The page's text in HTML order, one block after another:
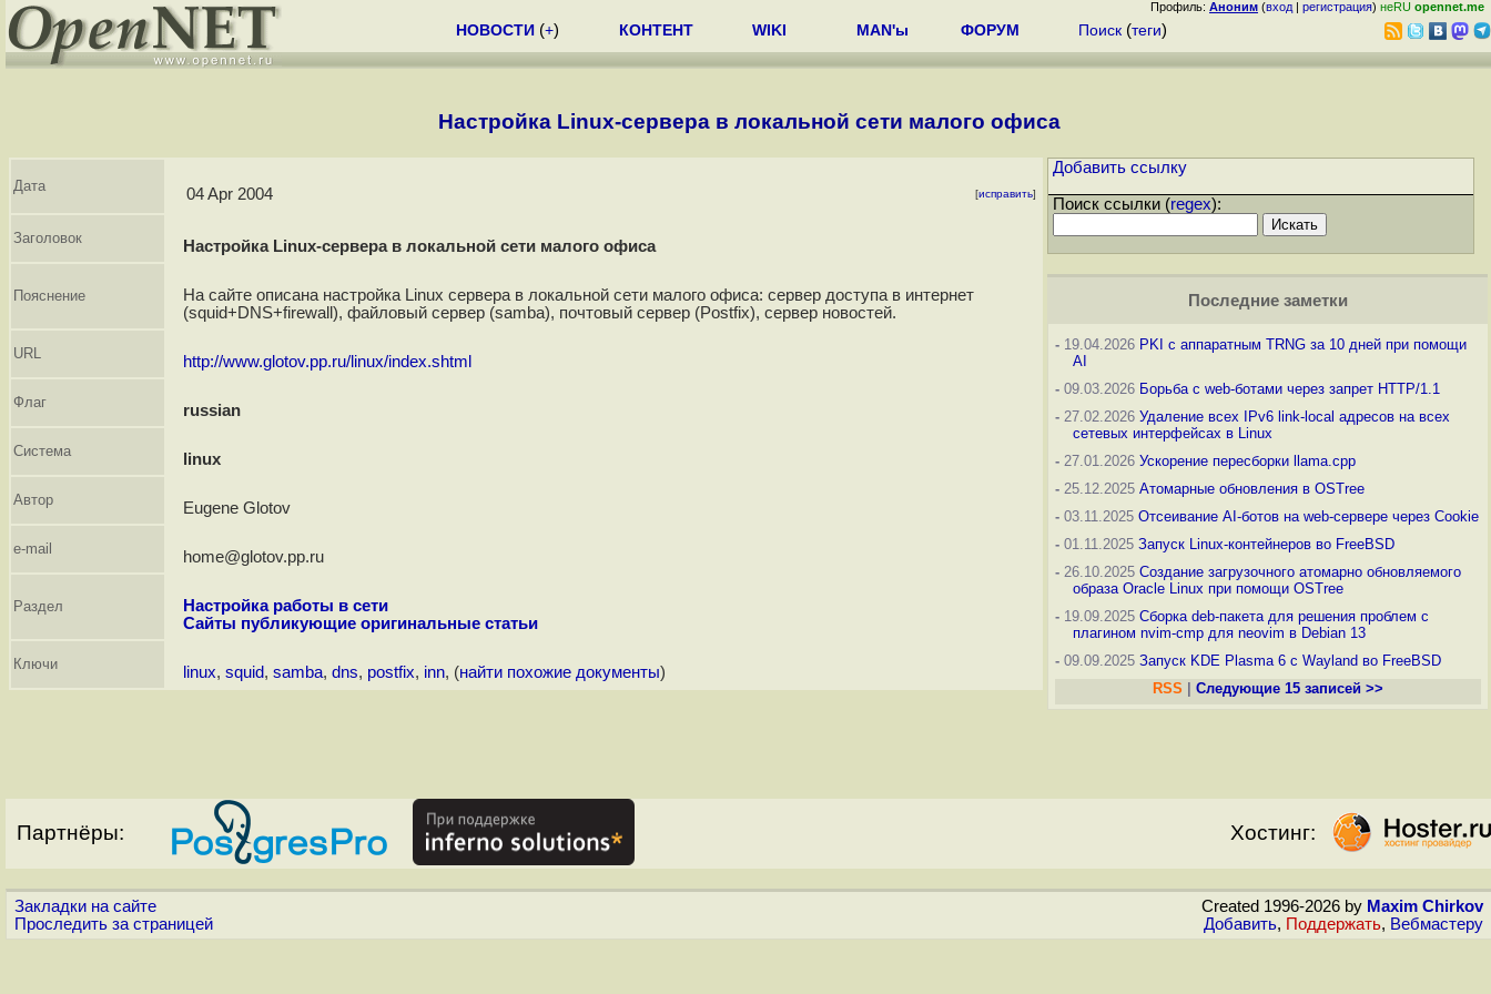
Профиль: Аноним (вход | регистрация) неRU opennet.me
НОВОСТИ (+) КОНТЕНТ WIKI MAN'ы ФОРУМ Поиск (теги)
Настройка Linux-сервера в локальной сети малого офиса
Дата 04 Apr 2004 [исправить]
Заголовок Настройка Linux-сервера в локальной сети малого офиса
Пояснение
На сайте описана настройка Linux сервера в локальной сети малого офиса: сервер доступа в интернет
(squid+DNS+firewall), файловый сервер (samba), почтовый сервер (Postfix), сервер новостей.
URL http://www.glotov.pp.ru/linux/index.shtml
Флаг russian
Система linux
Автор Eugene Glotov
e-mail home@glotov.pp.ru
Раздел
Настройка работы в сети
Сайты публикующие оригинальные статьи
Ключи linux, squid, samba, dns, postfix, inn, (найти похожие документы)
Добавить ссылку
Поиск ссылки (regex):
Последние заметки
- 19.04.2026 PKI с аппаратным TRNG за 10 дней при помощи
AI
- 09.03.2026 Борьба с web-ботами через запрет HTTP/1.1
- 27.02.2026 Удаление всех IPv6 link-local адресов на всех
сетевых интерфейсах в Linux
- 27.01.2026 Ускорение пересборки llama.cpp
- 25.12.2025 Атомарные обновления в OSTree
- 03.11.2025 Отсеивание AI-ботов на web-сервере через Cookie
- 01.11.2025 Запуск Linux-контейнеров во FreeBSD
- 26.10.2025 Создание загрузочного атомарно обновляемого
образа Oracle Linux при помощи OSTree
- 19.09.2025 Сборка deb-пакета для решения проблем с
плагином nvim-cmp для neovim в Debian 13
- 09.09.2025 Запуск KDE Plasma 6 с Wayland во FreeBSD
RSS
Следующие 15 записей >>
Партнёры: Хостинг:
Закладки на сайте
Проследить за страницей
Created 1996-2026 by Maxim Chirkov
Добавить, Поддержать, Вебмастеру